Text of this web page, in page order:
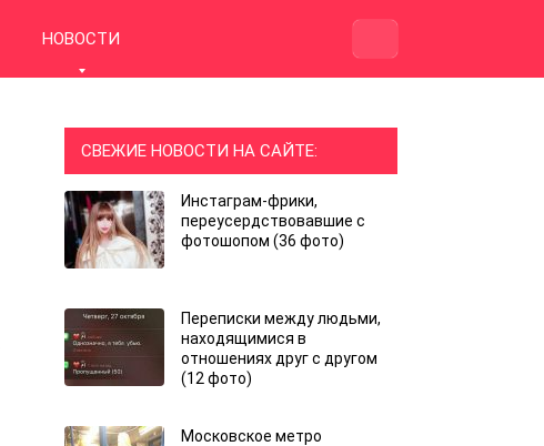
НОВОСТИ
СВЕЖИЕ НОВОСТИ НА САЙТЕ:
Инстаграм-фрики,
переусердствовавшие с
фотошопом (36 фото)
Переписки между людьми,
находящимися в
отношениях друг с другом
(12 фото)
Московское метро